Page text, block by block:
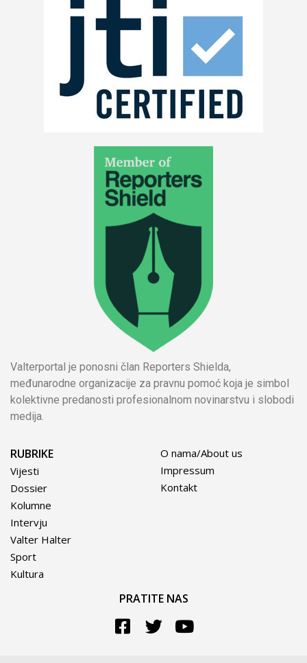
Valterportal je ponosni član Reporters Shielda,
međunarodne organizacije za pravnu pomoć koja je simbol
kolektivne predanosti profesionalnom novinarstvu i slobodi
medija.
RUBRIKE
Vijesti
Dossier
Kolumne
Intervju
Valter Halter
Sport
Kultura
O nama/About us
Impressum
Kontakt
PRATITE NAS